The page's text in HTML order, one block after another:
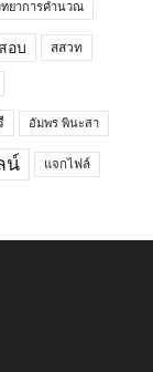
ทยาการคำนวณ
อบ สสวท
อัมพร พินะสา
น์ แจกไฟล์